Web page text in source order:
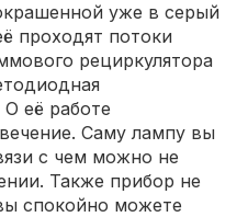
уже в серый
проходят потоки
рециркулятора
О её работе
Саму лампу вы
с чем можно не
Также прибор не
спокойно можете